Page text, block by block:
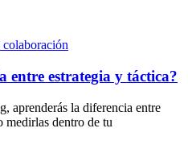
entre estrategia y táctica?
aprenderás la diferencia entre
medirlas dentro de tu